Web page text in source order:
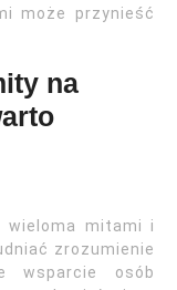
może przynieść
na
wieloma mitami i
zrozumienie
wsparcie osób